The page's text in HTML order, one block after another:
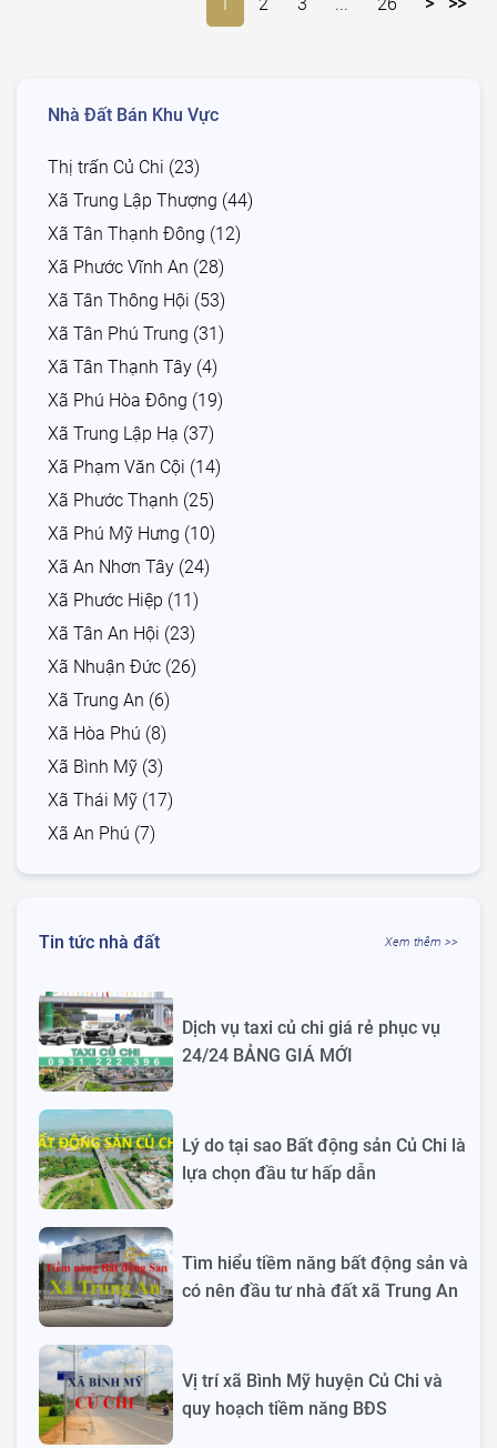
Nhà Đất Bán Khu Vực
Thị trấn Củ Chi (23)
Xã Trung Lập Thượng (44)
Xã Tân Thạnh Đông (12)
Xã Phước Vĩnh An (28)
Xã Tân Thông Hội (53)
Xã Tân Phú Trung (31)
Xã Tân Thạnh Tây (4)
Xã Phú Hòa Đông (19)
Xã Trung Lập Hạ (37)
Xã Phạm Văn Cội (14)
Xã Phước Thạnh (25)
Xã Phú Mỹ Hưng (10)
Xã An Nhơn Tây (24)
Xã Phước Hiệp (11)
Xã Tân An Hội (23)
Xã Nhuận Đức (26)
Xã Trung An (6)
Xã Hòa Phú (8)
Xã Bình Mỹ (3)
Xã Thái Mỹ (17)
Xã An Phú (7)
Tin tức nhà đất Xem thêm >>
Dịch vụ taxi củ chi giá rẻ phục vụ
24/24 BẢNG GIÁ MỚI
Lý do tại sao Bất động sản Củ Chi là
lựa chọn đầu tư hấp dẫn
Tìm hiểu tiềm năng bất động sản và
có nên đầu tư nhà đất xã Trung An
Vị trí xã Bình Mỹ huyện Củ Chi và
quy hoạch tiềm năng BĐS